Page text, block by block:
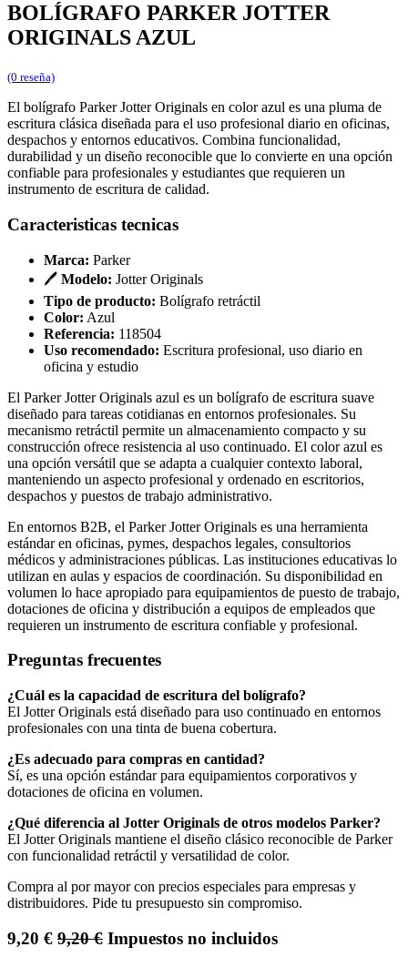
BOLÍGRAFO PARKER JOTTER
ORIGINALS AZUL
(0 reseña)
El bolígrafo Parker Jotter Originals en color azul es una pluma de
escritura clásica diseñada para el uso profesional diario en oficinas,
despachos y entornos educativos. Combina funcionalidad,
durabilidad y un diseño reconocible que lo convierte en una opción
confiable para profesionales y estudiantes que requieren un
instrumento de escritura de calidad.
Caracteristicas tecnicas
Marca: Parker
🖊️ Modelo: Jotter Originals
Tipo de producto: Bolígrafo retráctil
Color: Azul
Referencia: 118504
Uso recomendado: Escritura profesional, uso diario en
oficina y estudio
El Parker Jotter Originals azul es un bolígrafo de escritura suave
diseñado para tareas cotidianas en entornos profesionales. Su
mecanismo retráctil permite un almacenamiento compacto y su
construcción ofrece resistencia al uso continuado. El color azul es
una opción versátil que se adapta a cualquier contexto laboral,
manteniendo un aspecto profesional y ordenado en escritorios,
despachos y puestos de trabajo administrativo.
En entornos B2B, el Parker Jotter Originals es una herramienta
estándar en oficinas, pymes, despachos legales, consultorios
médicos y administraciones públicas. Las instituciones educativas lo
utilizan en aulas y espacios de coordinación. Su disponibilidad en
volumen lo hace apropiado para equipamientos de puesto de trabajo,
dotaciones de oficina y distribución a equipos de empleados que
requieren un instrumento de escritura confiable y profesional.
Preguntas frecuentes
¿Cuál es la capacidad de escritura del bolígrafo?
El Jotter Originals está diseñado para uso continuado en entornos
profesionales con una tinta de buena cobertura.
¿Es adecuado para compras en cantidad?
Sí, es una opción estándar para equipamientos corporativos y
dotaciones de oficina en volumen.
¿Qué diferencia al Jotter Originals de otros modelos Parker?
El Jotter Originals mantiene el diseño clásico reconocible de Parker
con funcionalidad retráctil y versatilidad de color.
Compra al por mayor con precios especiales para empresas y
distribuidores. Pide tu presupuesto sin compromiso.
9,20 € 9,20€ Impuestos no incluidos